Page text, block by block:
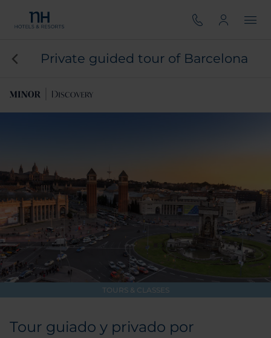
Private guided tour of Barcelona
TOURS & CLASSES
Tour guiado y privado por